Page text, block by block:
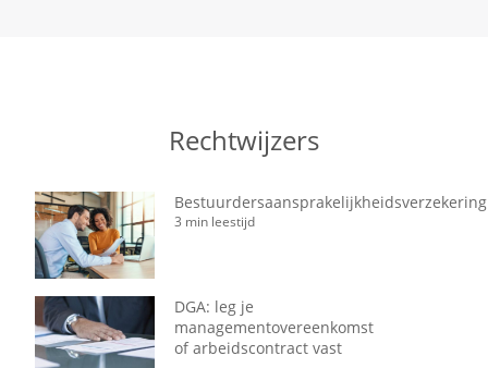
Rechtwijzers
Bestuurdersaansprakelijkheidsverzekering
3 min leestijd
DGA: leg je
managementovereenkomst
of arbeidscontract vast